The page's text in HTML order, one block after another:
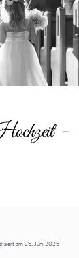
–
am 25. Juni 2025